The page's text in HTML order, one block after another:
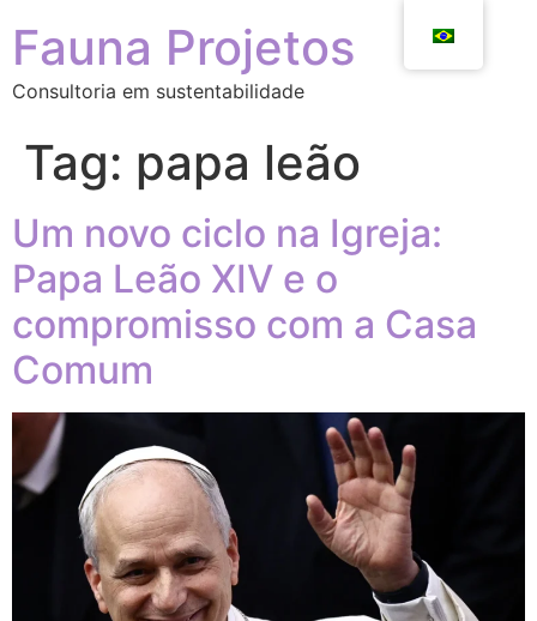
Fauna Projetos
Consultoria em sustentabilidade
Tag: papa leão
Um novo ciclo na Igreja:
Papa Leão XIV e o
compromisso com a Casa
Comum